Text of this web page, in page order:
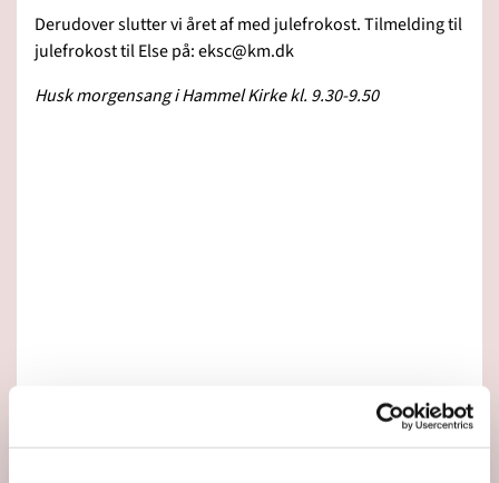
Derudover slutter vi året af med julefrokost. Tilmelding til
julefrokost til Else på: eksc@km.dk
Husk morgensang i Hammel Kirke kl. 9.30-9.50